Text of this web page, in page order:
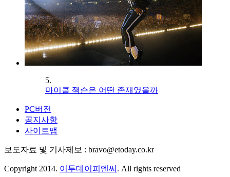
5.
마이클 잭슨은 어떤 존재였을까
PC버전
공지사항
사이트맵
보도자료 및 기사제보 : bravo@etoday.co.kr
Copyright 2014. 이투데이피엔씨 . All rights reserved